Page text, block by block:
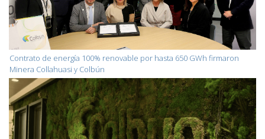
Contrato de energía 100% renovable por hasta 650 GWh firmaron
Minera Collahuasi y Colbún